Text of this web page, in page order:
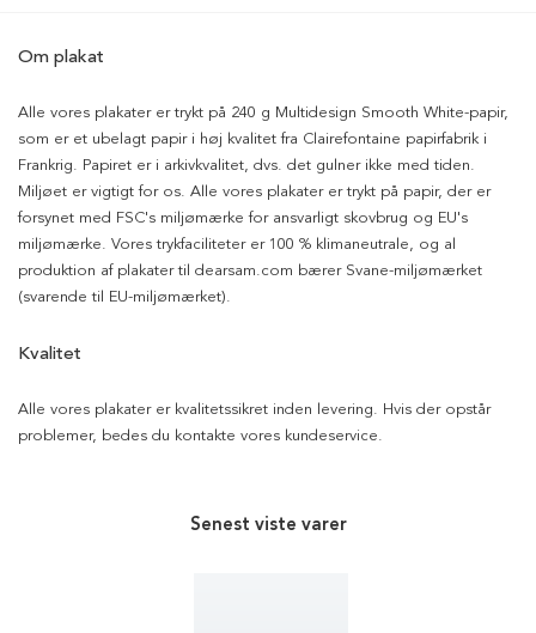
Om plakat
Alle vores plakater er trykt på 240 g Multidesign Smooth White-papir,
som er et ubelagt papir i høj kvalitet fra Clairefontaine papirfabrik i
Frankrig. Papiret er i arkivkvalitet, dvs. det gulner ikke med tiden.
Miljøet er vigtigt for os. Alle vores plakater er trykt på papir, der er
forsynet med FSC's miljømærke for ansvarligt skovbrug og EU's
miljømærke. Vores trykfaciliteter er 100 % klimaneutrale, og al
produktion af plakater til dearsam.com bærer Svane-miljømærket
(svarende til EU-miljømærket).
Kvalitet
Alle vores plakater er kvalitetssikret inden levering. Hvis der opstår
problemer, bedes du kontakte vores kundeservice.
Senest viste varer